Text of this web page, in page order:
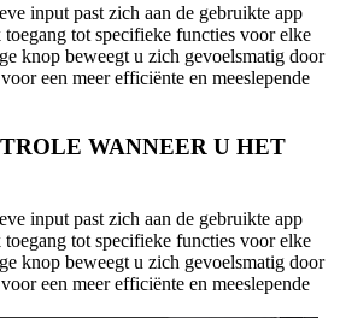
input past zich aan de gebruikte app
tot specifieke functies voor elke
knop beweegt u zich gevoelsmatig door
een meer efficiënte en meeslepende
WANNEER U HET
input past zich aan de gebruikte app
tot specifieke functies voor elke
knop beweegt u zich gevoelsmatig door
een meer efficiënte en meeslepende